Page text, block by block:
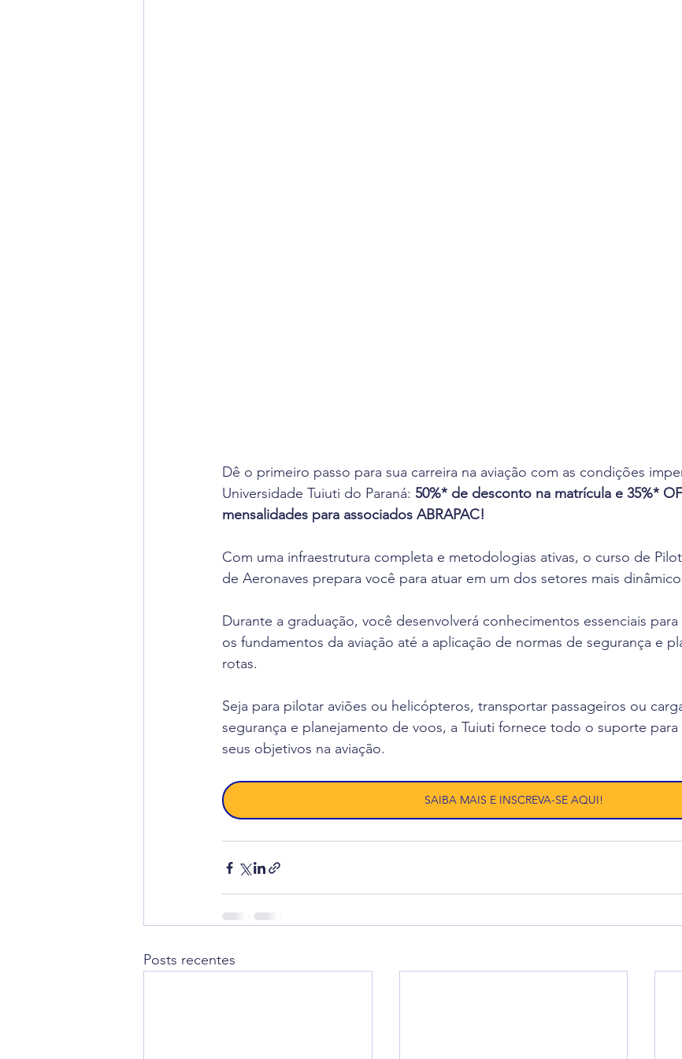
Dê o primeiro passo para sua carreira na aviação com as condições
Universidade Tuiuti do Paraná: 50%* de desconto na matrícula e 35%*
mensalidades para associados ABRAPAC!
Com uma infraestrutura completa e metodologias ativas, o curso de
de Aeronaves prepara você para atuar em um dos setores mais
Durante a graduação, você desenvolverá conhecimentos essenciais
os fundamentos da aviação até a aplicação de normas de segurança e
rotas.
Seja para pilotar aviões ou helicópteros, transportar passageiros ou
segurança e planejamento de voos, a Tuiuti fornece todo o suporte para
seus objetivos na aviação.
SAIBA MAIS E INSCREVA-SE AQUI!
Posts recentes